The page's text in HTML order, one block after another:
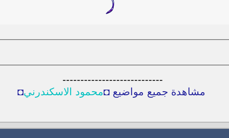
----------------------------
مشاهدة جميع مواضيع ◘محمود الاسكندرني◘